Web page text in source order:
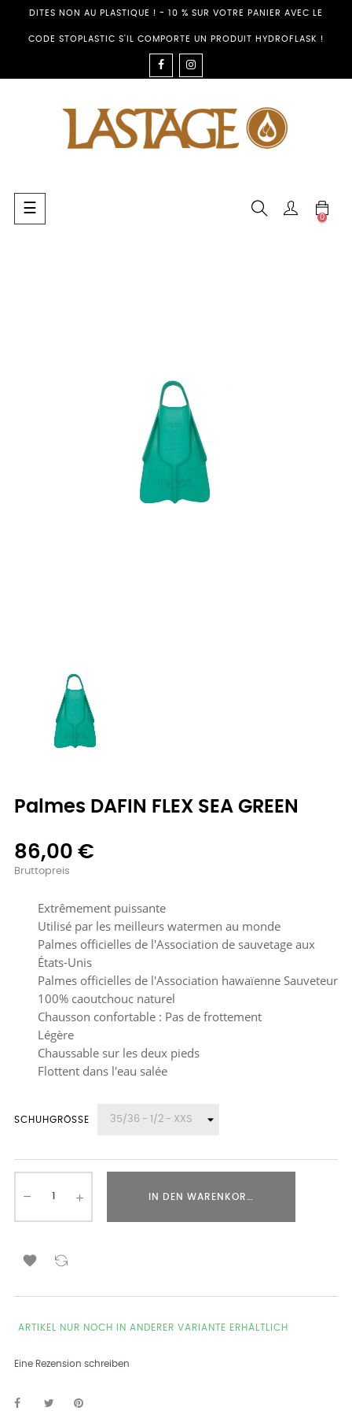
DITES NON AU PLASTIQUE ! - 10 % SUR VOTRE PANIER AVEC LE
CODE STOPLASTIC S'IL COMPORTE UN PRODUIT HYDROFLASK !
FACEBOOK
Umschalten
der
☰
0
Palmes DAFIN FLEX SEA GREEN
86,00 €
Bruttopreis
Extrêmement puissante
Utilisé par les meilleurs watermen au monde
Palmes officielles de l'Association de sauvetage aux
États-Unis
Palmes officielles de l'Association hawaïenne Sauveteur
100% caoutchouc naturel
Chausson confortable : Pas de frottement
Légère
Chaussable sur les deux pieds
Flottent dans l'eau salée
SCHUHGRÖSSE
IN DEN WARENKORB LEGEN

ARTIKEL NUR NOCH IN ANDERER VARIANTE ERHÄLTLICH
Eine Rezension schreiben